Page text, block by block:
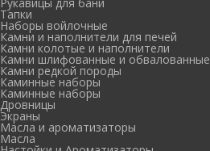
Тапки
Наборы войлочные
Камни и наполнители для печей
Камни колотые и наполнители
Камни шлифованные и обвалованные
Камни редкой породы
Каминные наборы
Каминные наборы
Дровницы
Экраны
Масла и ароматизаторы
Масла